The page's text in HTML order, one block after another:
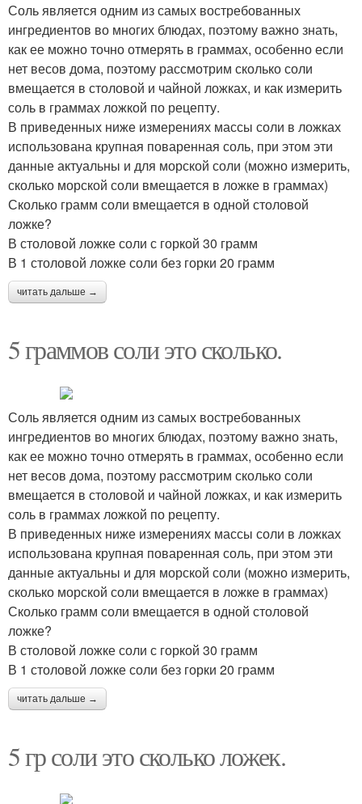
Соль является одним из самых востребованных
ингредиентов во многих блюдах, поэтому важно знать,
как ее можно точно отмерять в граммах, особенно если
нет весов дома, поэтому рассмотрим сколько соли
вмещается в столовой и чайной ложках, и как измерить
соль в граммах ложкой по рецепту.
В приведенных ниже измерениях массы соли в ложках
использована крупная поваренная соль, при этом эти
данные актуальны и для морской соли (можно измерить,
сколько морской соли вмещается в ложке в граммах)
Сколько грамм соли вмещается в одной столовой
ложке?
В столовой ложке соли с горкой 30 грамм
В 1 столовой ложке соли без горки 20 грамм
читать дальше →
5 граммов соли это сколько.
Соль является одним из самых востребованных
ингредиентов во многих блюдах, поэтому важно знать,
как ее можно точно отмерять в граммах, особенно если
нет весов дома, поэтому рассмотрим сколько соли
вмещается в столовой и чайной ложках, и как измерить
соль в граммах ложкой по рецепту.
В приведенных ниже измерениях массы соли в ложках
использована крупная поваренная соль, при этом эти
данные актуальны и для морской соли (можно измерить,
сколько морской соли вмещается в ложке в граммах)
Сколько грамм соли вмещается в одной столовой
ложке?
В столовой ложке соли с горкой 30 грамм
В 1 столовой ложке соли без горки 20 грамм
читать дальше →
5 гр соли это сколько ложек.